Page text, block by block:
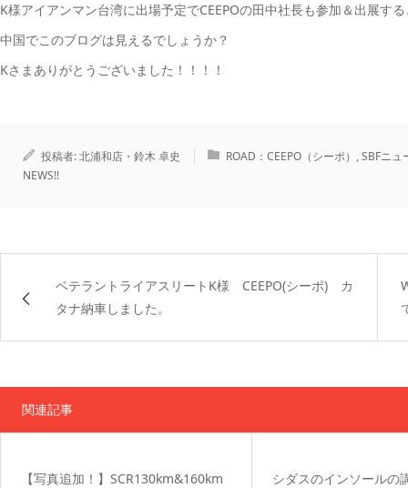
K様アイアンマン台湾に出場予定でCEEPOの田中社長も参加＆出展す
中国でこのブログは見えるでしょうか？
Kさまありがとうございました！！！！
投稿者:北浦和店・鈴木 卓史 ROAD：CEEPO（シーポ） ,SBFニュ
NEWS!!
ベテラントライアスリートK様 CEEPO(シーポ) カ
タナ納車しました。
関連記事
【写真追加！】SCR130km&160km
シダスのインソールの